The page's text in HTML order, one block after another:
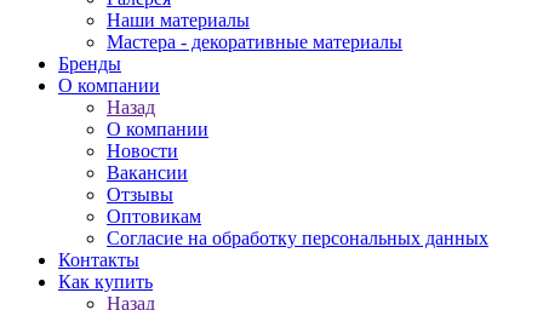
Наши материалы
Мастера - декоративные материалы
Бренды
О компании
Назад
О компании
Новости
Вакансии
Отзывы
Оптовикам
Cогласие на обработку персональных данных
Контакты
Как купить
Назад